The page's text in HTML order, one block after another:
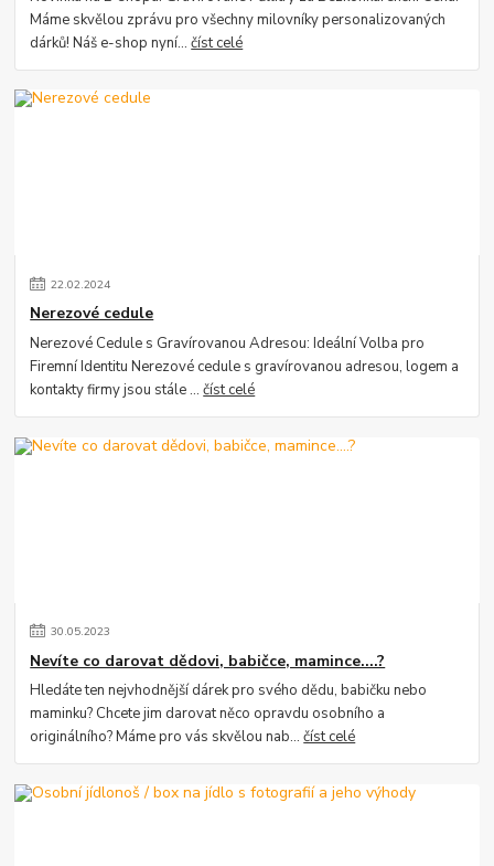
Máme skvělou zprávu pro všechny milovníky personalizovaných
dárků! Náš e-shop nyní...číst celé
22.02.2024
Nerezové cedule
Nerezové Cedule s Gravírovanou Adresou: Ideální Volba pro
Firemní Identitu Nerezové cedule s gravírovanou adresou, logem a
kontakty firmy jsou stále ...číst celé
30.05.2023
Nevíte co darovat dědovi, babičce, mamince....?
Hledáte ten nejvhodnější dárek pro svého dědu, babičku nebo
maminku? Chcete jim darovat něco opravdu osobního a
originálního? Máme pro vás skvělou nab...číst celé